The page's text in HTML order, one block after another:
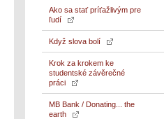
Ako sa stať príťažlivým pre
ľudí
Když slova bolí
Krok za krokem ke
studentské závěrečné
práci
MB Bank / Donating... the
earth